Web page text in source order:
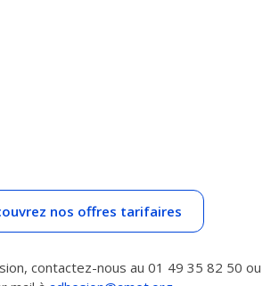
nos offres tarifaires
contactez-nous au 01 49 35 82 50 ou